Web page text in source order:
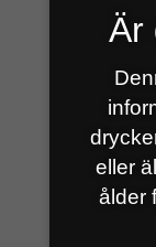
Är
eller
ålder